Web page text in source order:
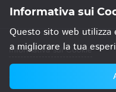
Informativa sui Cookie
© 2021 TIM San Marino
Informativa sui
Questo sito web utilizza
a migliorare la tua